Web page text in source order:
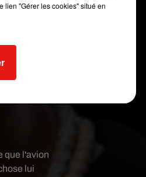
sur les
n'y crois
que l'avion
lui
lien "Gérer les cookies" situé en